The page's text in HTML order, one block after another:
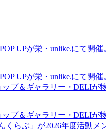
UPが栄・unlike.にて開
UPが栄・unlike.にて開
プ＆ギャラリー・DELIが
プ＆ギャラリー・DELIが
らぶ」が2026年度活動